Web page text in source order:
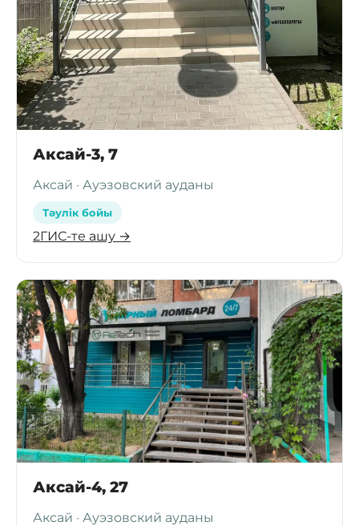
Аксай-3, 7
Аксай · Ауэзовский ауданы
Тәулік бойы
2ГИС-те ашу →
Аксай-4, 27
Аксай · Ауэзовский ауданы